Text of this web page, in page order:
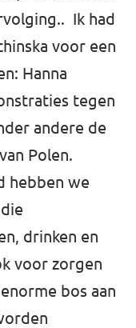
Ik had
voor een
Hanna
tegen
andere de
Polen.
hebben we
drinken en
voor zorgen
bos aan